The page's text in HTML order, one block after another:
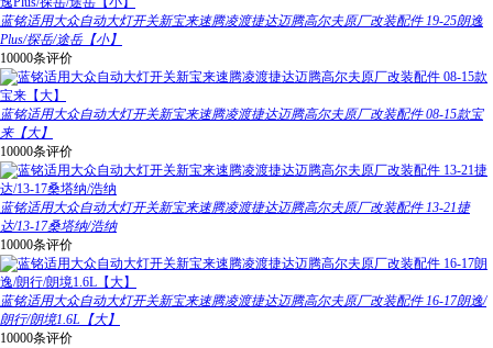
蓝铭适用大众自动大灯开关新宝来速腾凌渡捷达迈腾高尔夫原厂改装配件 19-25朗逸
Plus/探岳/途岳【小】
10000条评价
蓝铭适用大众自动大灯开关新宝来速腾凌渡捷达迈腾高尔夫原厂改装配件 08-15款宝
来【大】
10000条评价
蓝铭适用大众自动大灯开关新宝来速腾凌渡捷达迈腾高尔夫原厂改装配件 13-21捷
达/13-17桑塔纳/浩纳
10000条评价
蓝铭适用大众自动大灯开关新宝来速腾凌渡捷达迈腾高尔夫原厂改装配件 16-17朗逸/
朗行/朗境1.6L【大】
10000条评价